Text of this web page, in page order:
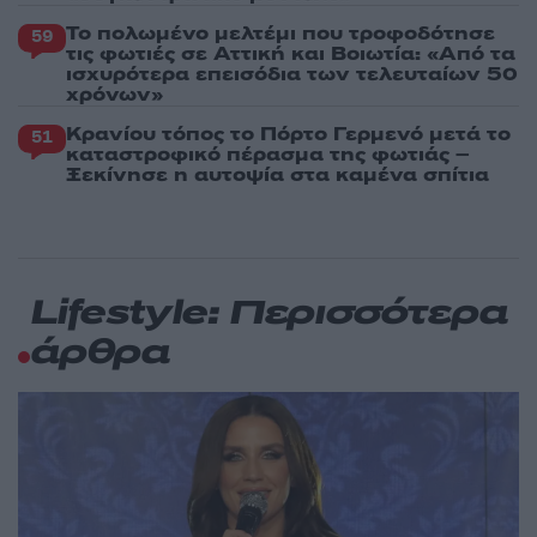
59 Το πολωμένο μελτέμι που τροφοδότησε
τις φωτιές σε Αττική και Βοιωτία: «Από τα
ισχυρότερα επεισόδια των τελευταίων 50
χρόνων»
51 Κρανίου τόπος το Πόρτο Γερμενό μετά το
καταστροφικό πέρασμα της φωτιάς –
Ξεκίνησε η αυτοψία στα καμένα σπίτια
Lifestyle: Περισσότερα
άρθρα